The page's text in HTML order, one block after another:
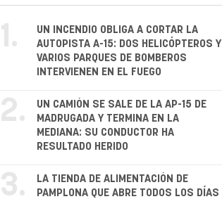
1.
UN INCENDIO OBLIGA A CORTAR LA
AUTOPISTA A-15: DOS HELICÓPTEROS Y
VARIOS PARQUES DE BOMBEROS
INTERVIENEN EN EL FUEGO
2.
UN CAMIÓN SE SALE DE LA AP-15 DE
MADRUGADA Y TERMINA EN LA
MEDIANA: SU CONDUCTOR HA
RESULTADO HERIDO
3.
LA TIENDA DE ALIMENTACIÓN DE
PAMPLONA QUE ABRE TODOS LOS DÍAS